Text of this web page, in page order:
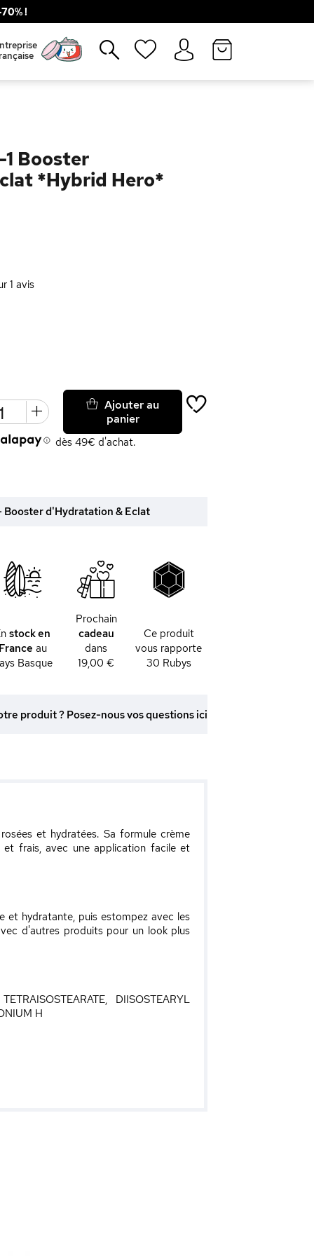
!
Booster
*Hybrid Hero*
1 avis
dès 49€ d'achat.
Ajouter au
panier
Booster d'Hydratation & Eclat
stock en
France au
Basque
Prochain
cadeau
dans
19,00 €
Ce produit
vous rapporte
30 Rubys
produit ? Posez-nous vos questions ici
et hydratées. Sa formule crème
frais, avec une application facile et
et hydratante, puis estompez avec les
d'autres produits pour un look plus
DIISOSTEARYL
H